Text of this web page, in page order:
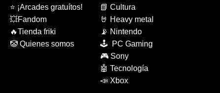
⭐ ¡Arcades gratuítos!
💥Fandom
🔥Tienda friki
🤡 Quienes somos
📗 Cultura
🤘 Heavy metal
📡 Nintendo
🕹 PC Gaming
🎮 Sony
🤖 Tecnología
📣 Xbox